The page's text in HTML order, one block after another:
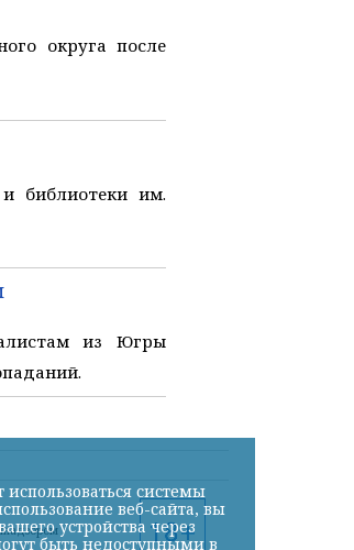
округа после
библиотеки им.
из Югры
системы
веб-сайта, вы
устройства через
быть недоступными в